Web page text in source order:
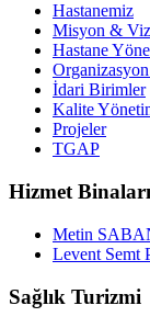
Hastanemiz
Misyon &
Hastane
Organizasyon
İdari Birimler
Kalite
Projeler
TGAP
Hizmet
Metin
Levent Semt
Sağlık Turizmi